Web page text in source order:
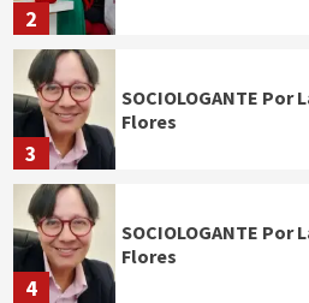
2
3
SOCIOLOGANTE Por
Flores
4
SOCIOLOGANTE Por
Flores